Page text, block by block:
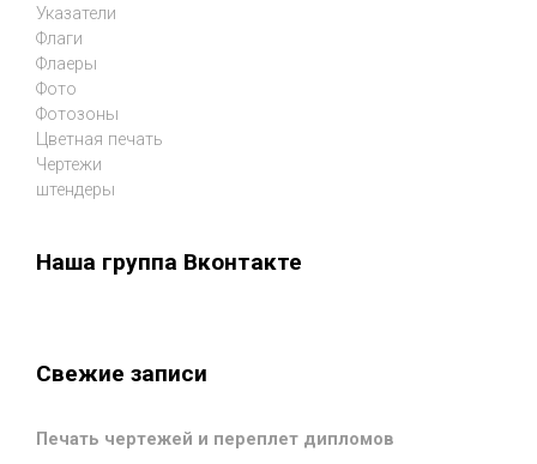
Указатели
Флаги
Флаеры
Фото
Фотозоны
Цветная печать
Чертежи
штендеры
Наша группа Вконтакте
Свежие записи
Печать чертежей и переплет дипломов